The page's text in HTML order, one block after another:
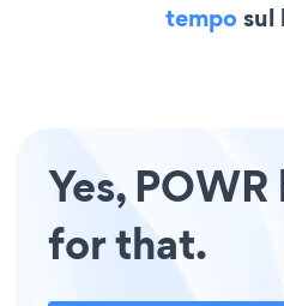
temposul
Yes,
for that.